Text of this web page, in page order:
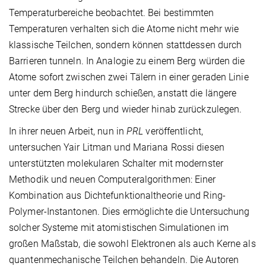
Temperaturbereiche beobachtet. Bei bestimmten
Temperaturen verhalten sich die Atome nicht mehr wie
klassische Teilchen, sondern können stattdessen durch
Barrieren tunneln. In Analogie zu einem Berg würden die
Atome sofort zwischen zwei Tälern in einer geraden Linie
unter dem Berg hindurch schießen, anstatt die längere
Strecke über den Berg und wieder hinab zurückzulegen.
In ihrer neuen Arbeit, nun in PRL veröffentlicht,
untersuchen Yair Litman und Mariana Rossi diesen
unterstützten molekularen Schalter mit modernster
Methodik und neuen Computeralgorithmen: Einer
Kombination aus Dichtefunktionaltheorie und Ring-
Polymer-Instantonen. Dies ermöglichte die Untersuchung
solcher Systeme mit atomistischen Simulationen im
großen Maßstab, die sowohl Elektronen als auch Kerne als
quantenmechanische Teilchen behandeln. Die Autoren